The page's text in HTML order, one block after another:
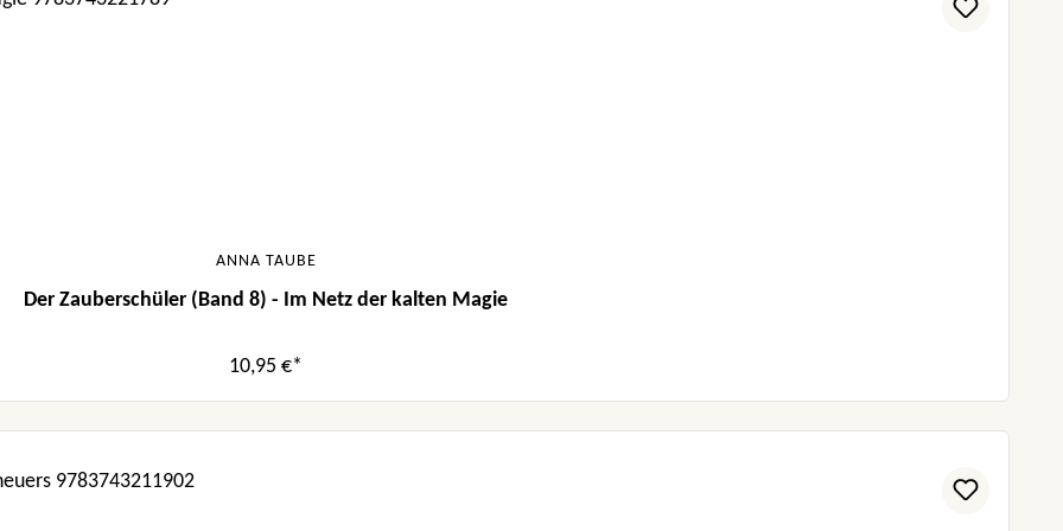
ANNA TAUBE
Der Zauberschüler (Band 8) - Im Netz der kalten Magie
10,95 €*